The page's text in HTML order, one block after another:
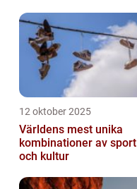
12 oktober 2025
Världens mest unika
kombinationer av sport
och kultur